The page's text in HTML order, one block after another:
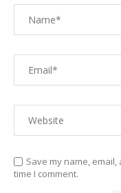
Save my name,
time I comment.